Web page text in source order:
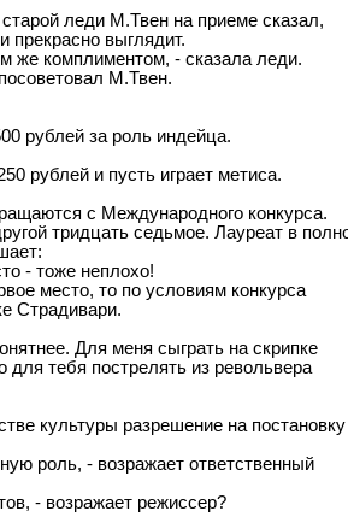
леди М.Твен на приеме сказал,
прекрасно выглядит.
же комплиментом, - сказала леди.
М.Твен.
рублей за роль индейца.
рублей и пусть играет метиса.
с Международного конкурса.
тридцать седьмое. Лауреат в
- тоже неплохо!
место, то по условиям конкурса
Страдивари.
Для меня сыграть на скрипке
для тебя пострелять из револьвера
культуры разрешение на постановку
роль, - возражает ответственный
- возражает режиссер?